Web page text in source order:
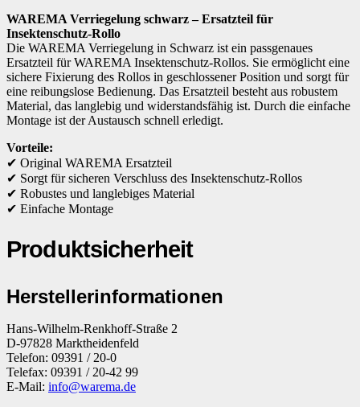
WAREMA Verriegelung schwarz – Ersatzteil für
Insektenschutz-Rollo
Die WAREMA Verriegelung in Schwarz ist ein passgenaues
Ersatzteil für WAREMA Insektenschutz-Rollos. Sie ermöglicht eine
sichere Fixierung des Rollos in geschlossener Position und sorgt für
eine reibungslose Bedienung. Das Ersatzteil besteht aus robustem
Material, das langlebig und widerstandsfähig ist. Durch die einfache
Montage ist der Austausch schnell erledigt.
Vorteile:
✔ Original WAREMA Ersatzteil
✔ Sorgt für sicheren Verschluss des Insektenschutz-Rollos
✔ Robustes und langlebiges Material
✔ Einfache Montage
Produktsicherheit
Herstellerinformationen
Hans-Wilhelm-Renkhoff-Straße 2
D-97828 Marktheidenfeld
Telefon: 09391 / 20-0
Telefax: 09391 / 20-42 99
E-Mail: info@warema.de